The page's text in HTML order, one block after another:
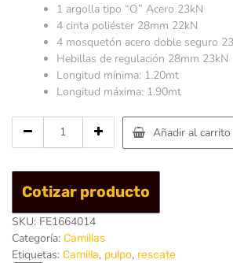
1 argolla tipo “O” Acero 23kN
4 cinta poliéster 28mm 22kN
4 mosquetón acero doble seguro
Hebillas de regulación 28mm 23kN
Longitud mínima: 1.20mt
Longitud máxima: 1.90mt
de
Izaje
Camilla
Añadir al carrito
Cotizar producto
SKU: FE1664014
Categoría: Camillas
Etiquetas: Camilla, pulpo, rescate